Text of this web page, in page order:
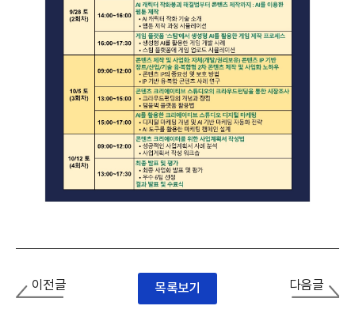
이전글 목록보기 다음글